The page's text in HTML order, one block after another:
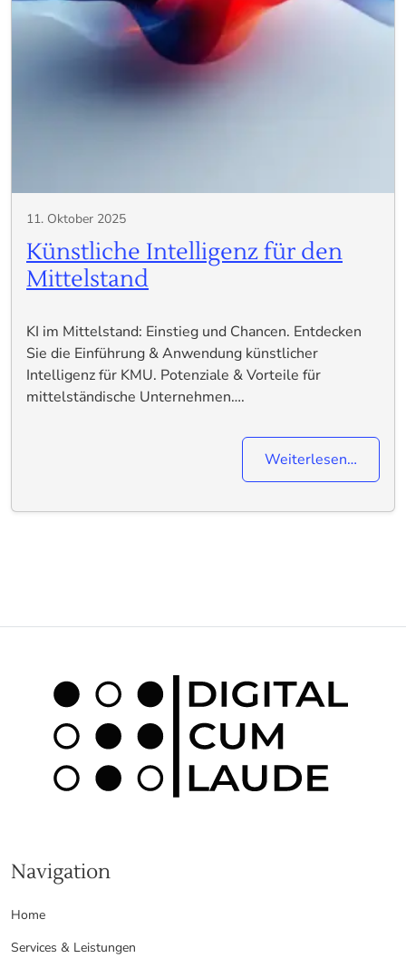
11. Oktober 2025
Künstliche Intelligenz für den
Mittelstand
KI im Mittelstand: Einstieg und Chancen. Entdecken
Sie die Einführung & Anwendung künstlicher
Intelligenz für KMU. Potenziale & Vorteile für
mittelständische Unternehmen….
Weiterlesen…
Navigation
Home
Services & Leistungen